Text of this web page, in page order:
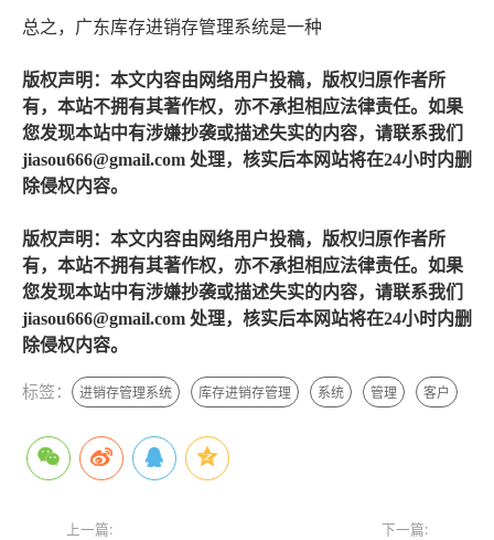
总之，广东库存进销存管理系统是一种
版权声明：本文内容由网络用户投稿，版权归原作者所
有，本站不拥有其著作权，亦不承担相应法律责任。如果
您发现本站中有涉嫌抄袭或描述失实的内容，请联系我们
jiasou666@gmail.com 处理，核实后本网站将在24小时内删
除侵权内容。
版权声明：本文内容由网络用户投稿，版权归原作者所
有，本站不拥有其著作权，亦不承担相应法律责任。如果
您发现本站中有涉嫌抄袭或描述失实的内容，请联系我们
jiasou666@gmail.com 处理，核实后本网站将在24小时内删
除侵权内容。
标签： 进销存管理系统 库存进销存管理 系统 管理 客户
上一篇: 下一篇: